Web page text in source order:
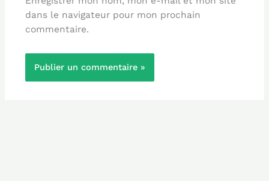
dans le navigateur pour mon prochain
commentaire.